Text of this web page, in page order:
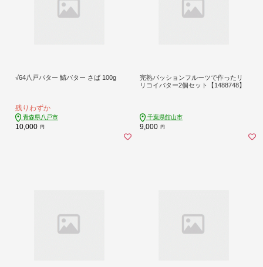
√64八戸バター 鯖バター さば 100g
残りわずか
青森県八戸市
10,000 円
完熟パッションフルーツで作ったリ
リコイバター2個セット【1488748】
千葉県館山市
9,000 円